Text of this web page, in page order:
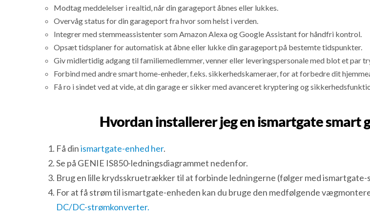
Modtag meddelelser i realtid, når din garageport åbnes eller lukkes.
Overvåg status for din garageport fra hvor som helst i verden.
Integrer med stemmeassistenter som Amazon Alexa og Google Assistant for håndfri kontrol.
Opsæt tidsplaner for automatisk at åbne eller lukke din garageport på bestemte tidspunkter.
Giv midlertidig adgang til familiemedlemmer, venner eller leveringspersonale med blot et par
Forbind med andre smart home-enheder, f.eks. sikkerhedskameraer, for at forbedre dit
Få ro i sindet ved at vide, at din garage er sikker med avanceret kryptering og
Hvordan installerer jeg en ismartgate smart
Få dinismartgate-enhed her.
Se på GENIE IS850-ledningsdiagrammet nedenfor.
Brug en lille krydsskruetrækker til at forbinde ledningerne (følger med
For at få strøm til ismartgate-enheden kan du bruge den medfølgende
DC/DC-strømkonverter.